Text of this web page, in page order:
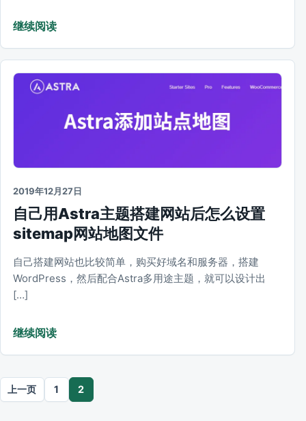
继续阅读
2019年12月27日
自己用Astra主题搭建网站后怎么设置
sitemap网站地图文件
自己搭建网站也比较简单，购买好域名和服务器，搭建
WordPress，然后配合Astra多用途主题，就可以设计出
[…]
继续阅读
文章分页
上一页 1 2